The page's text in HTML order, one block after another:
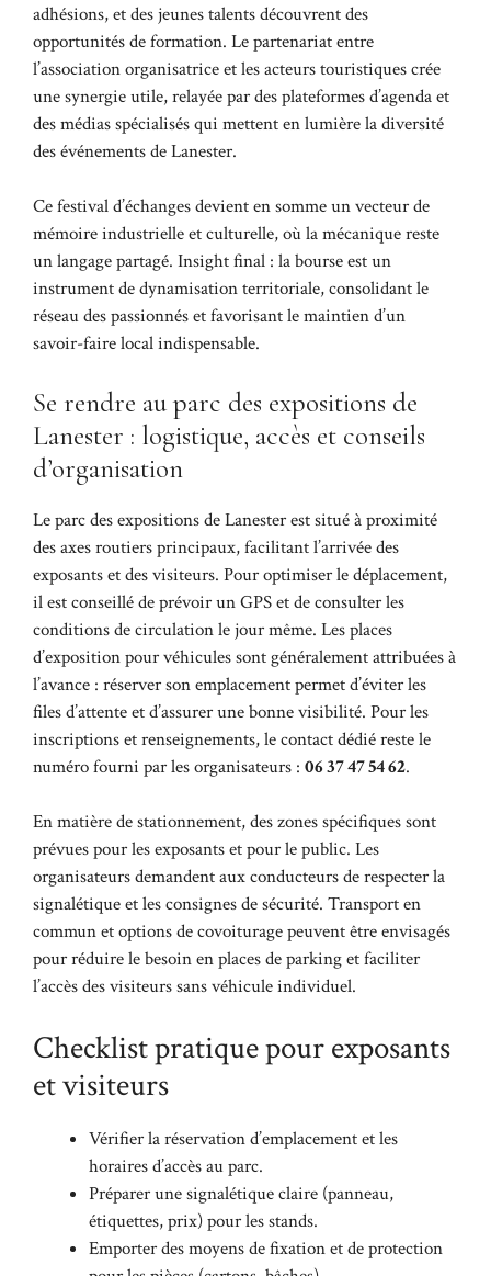
adhésions, et des jeunes talents découvrent des
opportunités de formation. Le partenariat entre
l’association organisatrice et les acteurs touristiques crée
une synergie utile, relayée par des plateformes d’agenda et
des médias spécialisés qui mettent en lumière la diversité
des événements de Lanester.
Ce festival d’échanges devient en somme un vecteur de
mémoire industrielle et culturelle, où la mécanique reste
un langage partagé. Insight final : la bourse est un
instrument de dynamisation territoriale, consolidant le
réseau des passionnés et favorisant le maintien d’un
savoir-faire local indispensable.
Se rendre au parc des expositions de
Lanester : logistique, accès et conseils
d’organisation
Le parc des expositions de Lanester est situé à proximité
des axes routiers principaux, facilitant l’arrivée des
exposants et des visiteurs. Pour optimiser le déplacement,
il est conseillé de prévoir un GPS et de consulter les
conditions de circulation le jour même. Les places
d’exposition pour véhicules sont généralement attribuées à
l’avance : réserver son emplacement permet d’éviter les
files d’attente et d’assurer une bonne visibilité. Pour les
inscriptions et renseignements, le contact dédié reste le
numéro fourni par les organisateurs : 06 37 47 54 62.
En matière de stationnement, des zones spécifiques sont
prévues pour les exposants et pour le public. Les
organisateurs demandent aux conducteurs de respecter la
signalétique et les consignes de sécurité. Transport en
commun et options de covoiturage peuvent être envisagés
pour réduire le besoin en places de parking et faciliter
l’accès des visiteurs sans véhicule individuel.
Checklist pratique pour exposants
et visiteurs
Vérifier la réservation d’emplacement et les
horaires d’accès au parc.
Préparer une signalétique claire (panneau,
étiquettes, prix) pour les stands.
Emporter des moyens de fixation et de protection